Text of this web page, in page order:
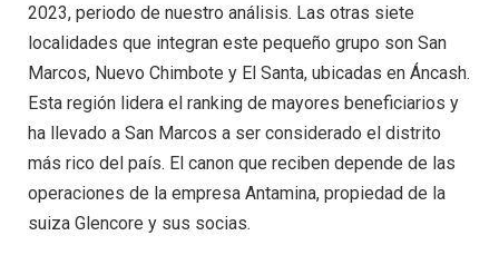
2023, periodo de nuestro análisis. Las otras siete
localidades que integran este pequeño grupo son San
Marcos, Nuevo Chimbote y El Santa, ubicadas en Áncash.
Esta región lidera el ranking de mayores beneficiarios y
ha llevado a San Marcos a ser considerado el distrito
más rico del país. El canon que reciben depende de las
operaciones de la empresa Antamina, propiedad de la
suiza Glencore y sus socias.